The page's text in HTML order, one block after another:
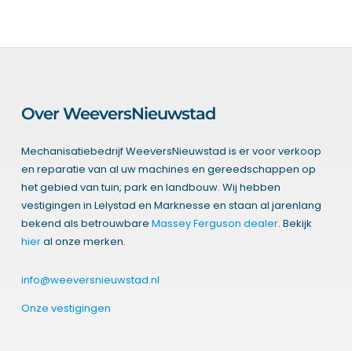
Over WeeversNieuwstad
Mechanisatiebedrijf WeeversNieuwstad is er voor verkoop
en reparatie van al uw machines en gereedschappen op
het gebied van tuin, park en landbouw. Wij hebben
vestigingen in Lelystad en Marknesse en staan al jarenlang
bekend als betrouwbare Massey Ferguson dealer. Bekijk
hieral onze merken.
info@weeversnieuwstad.nl
Onze vestigingen